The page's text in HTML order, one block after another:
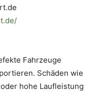
Fahrzeuge
Schäden wie
hohe Laufleistung